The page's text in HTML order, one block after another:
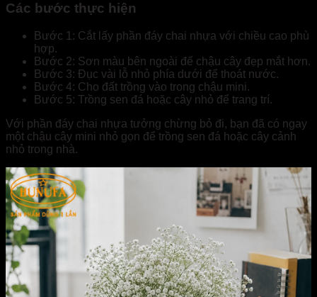
Các bước thực hiện
Bước 1: Cắt lấy phần đáy chai nhựa với chiều cao phù
hợp.
Bước 2: Sơn màu bên ngoài để chậu cây đẹp mắt hơn.
Bước 3: Đục vài lỗ nhỏ phía dưới để thoát nước.
Bước 4: Cho đất trồng vào trong chậu mini.
Bước 5: Trồng sen đá hoặc cây nhỏ để trang trí.
Với phần đáy chai nhựa tưởng chừng bỏ đi, bạn đã có ngay
một chậu cây mini nhỏ gọn để trồng sen đá hoặc cây cảnh
nhỏ trong nhà.